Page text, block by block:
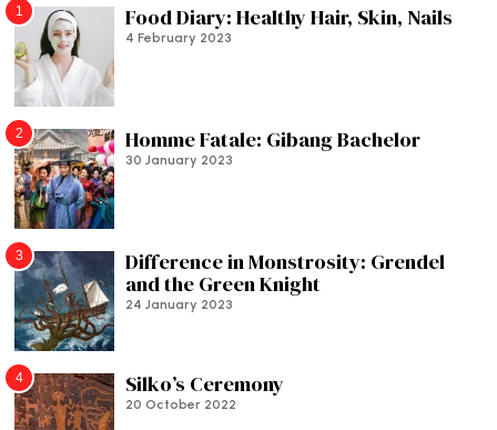
1 Food Diary: Healthy Hair, Skin, Nails
4 February 2023
2 Homme Fatale: Gibang Bachelor
30 January 2023
3
Difference in Monstrosity: Grendel
and the Green Knight
24 January 2023
4 Silko’s Ceremony
20 October 2022